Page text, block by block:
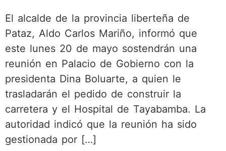
El alcalde de la provincia liberteña de
Pataz, Aldo Carlos Mariño, informó que
este lunes 20 de mayo sostendrán una
reunión en Palacio de Gobierno con la
presidenta Dina Boluarte, a quien le
trasladarán el pedido de construir la
carretera y el Hospital de Tayabamba. La
autoridad indicó que la reunión ha sido
gestionada por […]